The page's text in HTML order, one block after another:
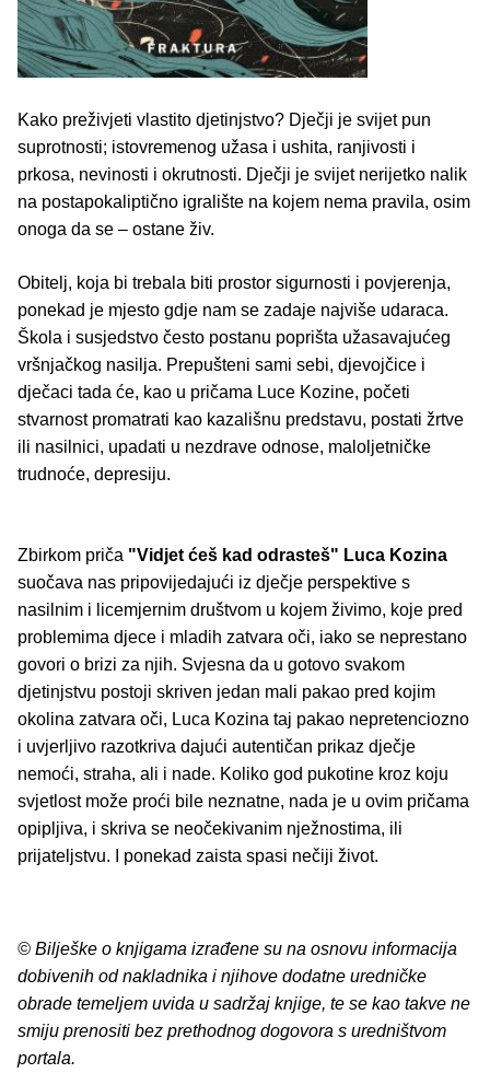
Kako preživjeti vlastito djetinjstvo? Dječji je svijet pun
suprotnosti; istovremenog užasa i ushita, ranjivosti i
prkosa, nevinosti i okrutnosti. Dječji je svijet nerijetko nalik
na postapokaliptično igralište na kojem nema pravila, osim
onoga da se – ostane živ.
Obitelj, koja bi trebala biti prostor sigurnosti i povjerenja,
ponekad je mjesto gdje nam se zadaje najviše udaraca.
Škola i susjedstvo često postanu poprišta užasavajućeg
vršnjačkog nasilja. Prepušteni sami sebi, djevojčice i
dječaci tada će, kao u pričama Luce Kozine, početi
stvarnost promatrati kao kazališnu predstavu, postati žrtve
ili nasilnici, upadati u nezdrave odnose, maloljetničke
trudnoće, depresiju.
Zbirkom priča "Vidjet ćeš kad odrasteš" Luca Kozina
suočava nas pripovijedajući iz dječje perspektive s
nasilnim i licemjernim društvom u kojem živimo, koje pred
problemima djece i mladih zatvara oči, iako se neprestano
govori o brizi za njih. Svjesna da u gotovo svakom
djetinjstvu postoji skriven jedan mali pakao pred kojim
okolina zatvara oči, Luca Kozina taj pakao nepretenciozno
i uvjerljivo razotkriva dajući autentičan prikaz dječje
nemoći, straha, ali i nade. Koliko god pukotine kroz koju
svjetlost može proći bile neznatne, nada je u ovim pričama
opipljiva, i skriva se neočekivanim nježnostima, ili
prijateljstvu. I ponekad zaista spasi nečiji život.
© Bilješke o knjigama izrađene su na osnovu informacija
dobivenih od nakladnika i njihove dodatne uredničke
obrade temeljem uvida u sadržaj knjige, te se kao takve ne
smiju prenositi bez prethodnog dogovora s uredništvom
portala.